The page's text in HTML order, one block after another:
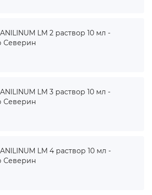
LM 2 раствор 10 мл -
Северин
LM 3 раствор 10 мл -
Северин
LM 4 раствор 10 мл -
Северин